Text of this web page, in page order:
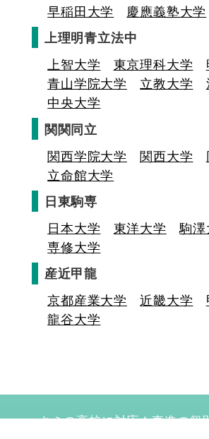
早稲田大学
慶應義塾大学
上理明青立法中
上智大学
東京理科大学
青山学院大学
立教大学
中央大学
関関同立
関西学院大学
関西大学
立命館大学
日東駒専
日本大学
東洋大学
駒澤
専修大学
産近甲龍
京都産業大学
近畿大学
龍谷大学
キミの高校に対応！東進の個